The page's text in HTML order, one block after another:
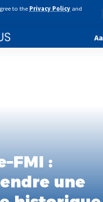
to the Privacy Policy and
Aa
:
une